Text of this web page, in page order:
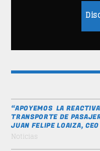
“APOYEMOS LA
TRANSPORTE DE
JUAN FELIPE LOAIZA,
Noticias